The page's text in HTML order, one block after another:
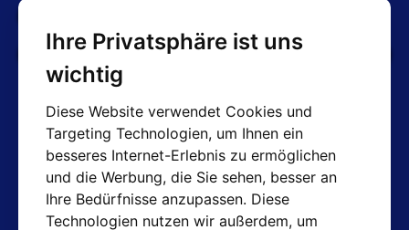
Ihre Privatsphäre ist uns
wichtig
Diese Website verwendet Cookies und
Targeting Technologien, um Ihnen ein
besseres Internet-Erlebnis zu ermöglichen
und die Werbung, die Sie sehen, besser an
Ihre Bedürfnisse anzupassen. Diese
Technologien nutzen wir außerdem, um
Cookie-Einstellungen bearbeiten
AT-Kontakte
Shop: info@hotair.cz
+420 603 357 606 (Nur Englisch)
Mo-Fr: 7:30 – 15:00